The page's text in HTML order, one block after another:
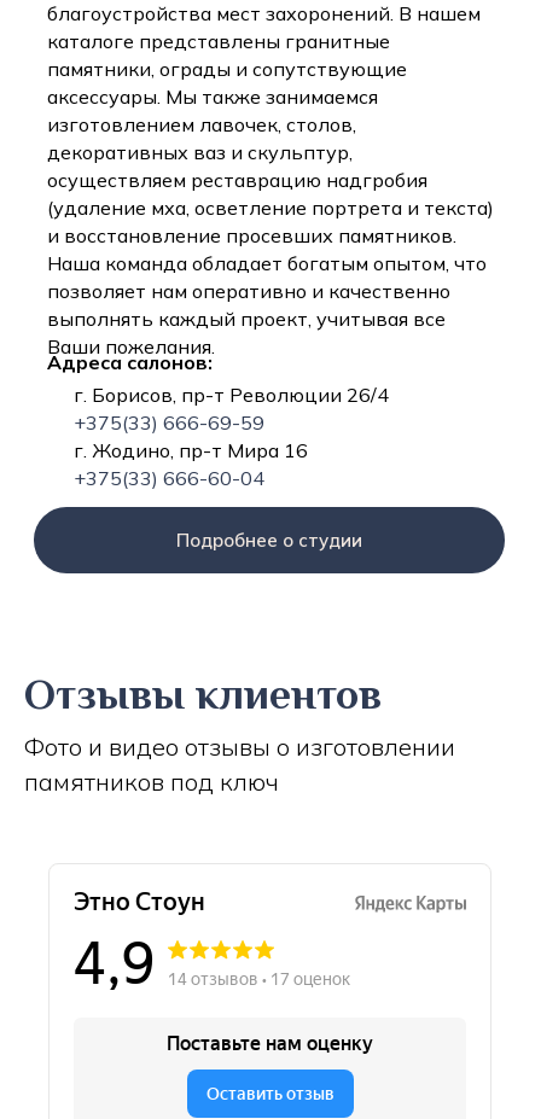
благоустройства мест захоронений. В нашем
каталоге представлены гранитные
памятники, ограды и сопутствующие
аксессуары. Мы также занимаемся
изготовлением лавочек, столов,
декоративных ваз и скульптур,
осуществляем реставрацию надгробия
(удаление мха, осветление портрета и текста)
и восстановление просевших памятников.
Наша команда обладает богатым опытом, что
позволяет нам оперативно и качественно
выполнять каждый проект, учитывая все
Ваши пожелания.
Адреса салонов:
г. Борисов, пр-т Революции 26/4
+375(33) 666-69-59
г. Жодино, пр-т Мира 16
+375(33) 666-60-04
Подробнее о студии
Отзывы клиентов
Фото и видео отзывы о изготовлении
памятников под ключ